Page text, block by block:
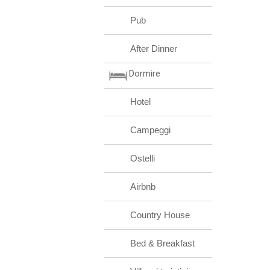
Pub
After Dinner
Dormire
Hotel
Campeggi
Ostelli
Airbnb
Country House
Bed & Breakfast